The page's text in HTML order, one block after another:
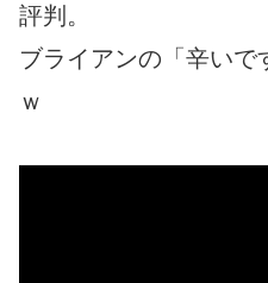
評判。
ブライアンの「辛いで
ｗ